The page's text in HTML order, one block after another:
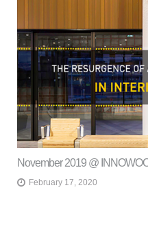
November 2019 @
February 17, 2020